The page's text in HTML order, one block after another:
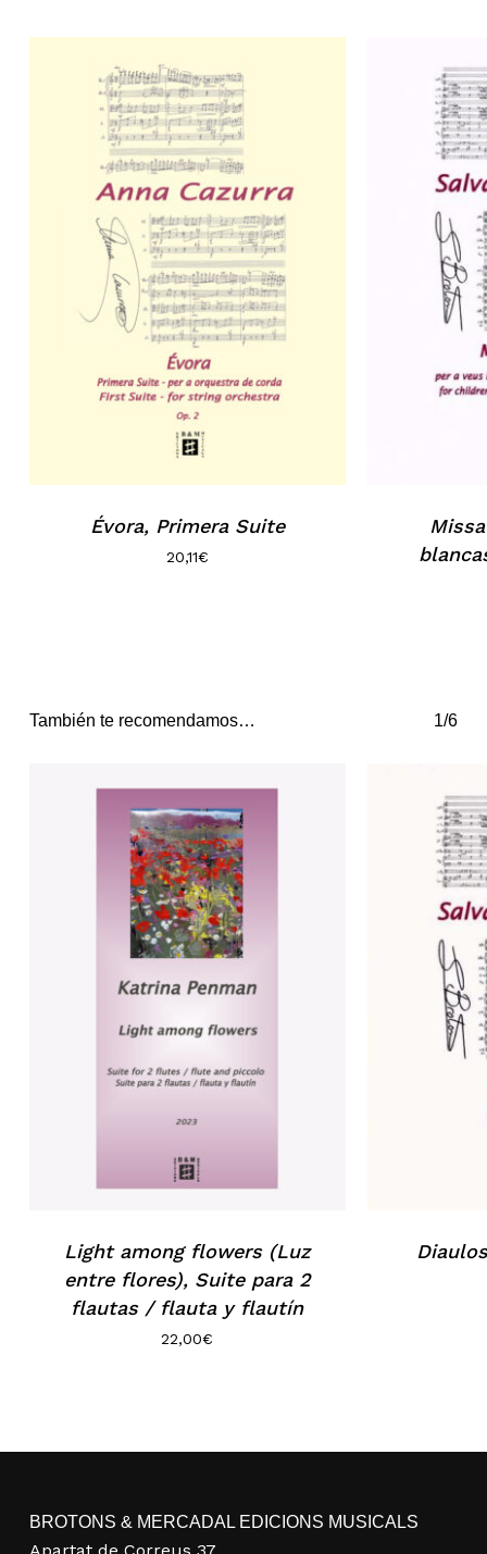
No hay productos en el carrito.
Go to shop
Évora, Primera Suite
20,11€
También te recomendamos… 1/6
Light among flowers (Luz
entre flores), Suite para 2
flautas / flauta y flautín
22,00€
BROTONS & MERCADAL EDICIONS MUSICALS